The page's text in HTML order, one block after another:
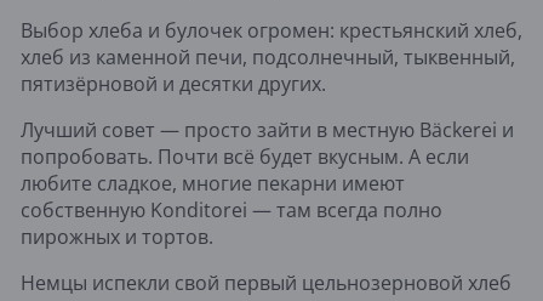
Выбор хлеба и булочек огромен: крестьянский хлеб,
хлеб из каменной печи, подсолнечный, тыквенный,
пятизёрновой и десятки других.
Лучший совет — просто зайти в местную Bäckerei и
попробовать. Почти всё будет вкусным. А если
любите сладкое, многие пекарни имеют
собственную Konditorei — там всегда полно
пирожных и тортов.
Немцы испекли свой первый цельнозерновой хлеб